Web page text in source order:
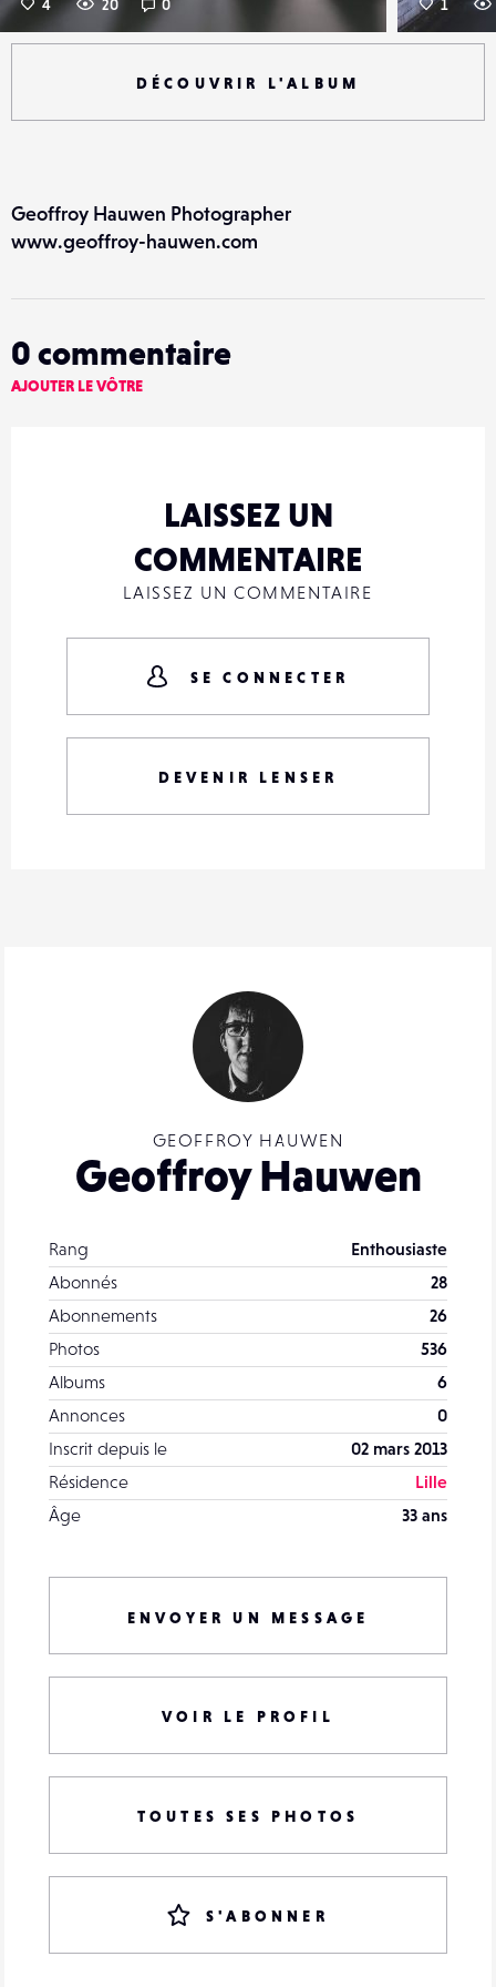
4 20 0 1
DÉCOUVRIR L'ALBUM
GEOFFROY HAUWEN
Geoffroy Hauwen
Rang
Enthousiaste
Abonnés
28
Abonnements
26
Photos
536
Albums
6
Annonces
0
Inscrit depuis le
02 mars 2013
Résidence
Lille
Âge
33 ans
ENVOYER UN MESSAGE
VOIR LE PROFIL
TOUTES SES PHOTOS
S'ABONNER
Geoffroy Hauwen Photographer
www.geoffroy-hauwen.com
0 commentaire
AJOUTER LE VÔTRE
LAISSEZ UN
COMMENTAIRE
LAISSEZ UN COMMENTAIRE
SE CONNECTER
DEVENIR LENSER